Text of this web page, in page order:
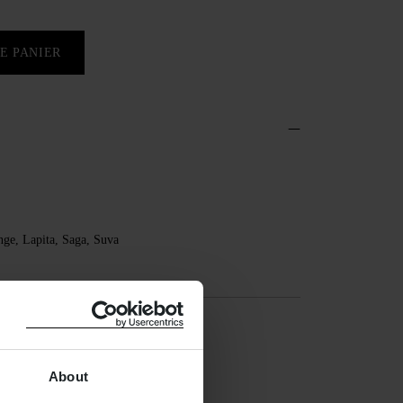
About
PANIER
Lapita, Saga, Suva